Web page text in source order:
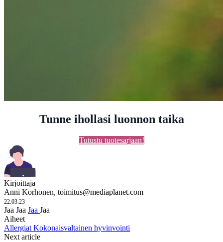
Tunne ihollasi luonnon taika
Tutustu tuotesarjaan!
Kirjoittaja
Anni Korhonen, toimitus@mediaplanet.com
22.03.23
Jaa Jaa Jaa Jaa
Aiheet
Allergiat Kokonaisvaltainen hyvinvointi
Next article